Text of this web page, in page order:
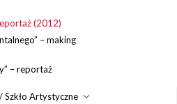
(2012)
– making
– reportaż
Szkło Artystyczne